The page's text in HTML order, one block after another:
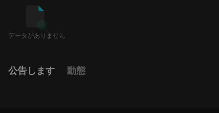
データがありません
公告します 動態